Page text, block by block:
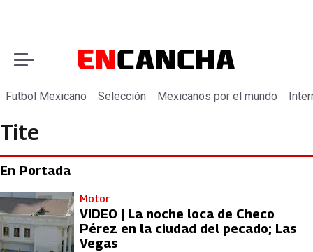
Futbol Mexicano Selección Mexicanos por el mundo
Tite
En Portada
Motor
VIDEO | La noche loca de Checo
Pérez en la ciudad del pecado; Las
Vegas